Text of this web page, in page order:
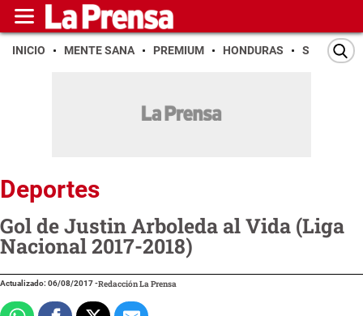
INICIO MENTE SANA PREMIUM HONDURAS SAN PEDRO
Deportes
Gol de Justin Arboleda al Vida (Liga
Nacional 2017-2018)
Actualizado: 06/08/2017-Redacción La Prensa